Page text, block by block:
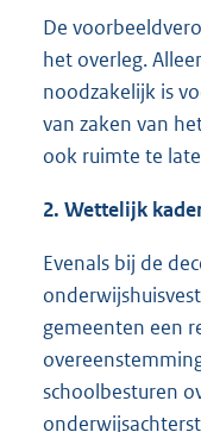
De
het overleg.
noodzakelijk is
van zaken van
ook ruimte te
2. Wettelijk
Evenals bij de
gemeenten een
schoolbesturen